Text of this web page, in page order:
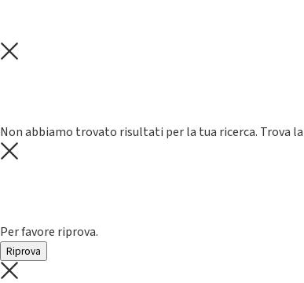
Non abbiamo trovato risultati per la tua ricerca. Trova
Per favore riprova.
Riprova